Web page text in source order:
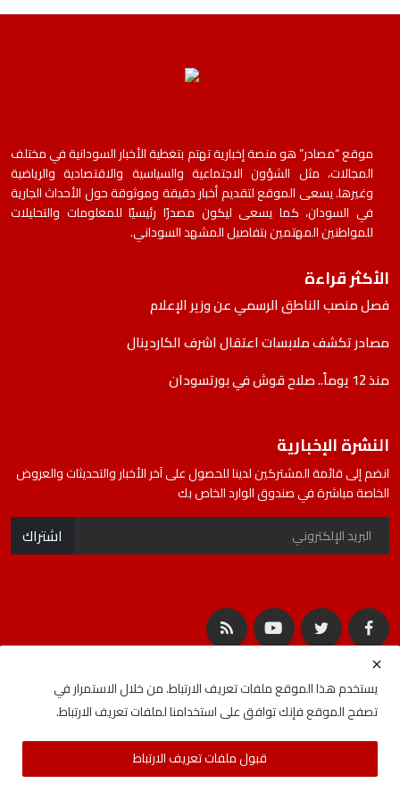
موقع “مصادر” هو منصة إخبارية تهتم بتغطية الأخبار السودانية في مختلف
المجالات، مثل الشؤون الاجتماعية والسياسية والاقتصادية والرياضية
وغيرها. يسعى الموقع لتقديم أخبار دقيقة وموثوقة حول الأحداث الجارية
في السودان، كما يسعى ليكون مصدرًا رئيسيًا للمعلومات والتحليلات
للمواطنين المهتمين بتفاصيل المشهد السوداني.
الأكثر قراءة
فصل منصب الناطق الرسمي عن وزير الإعلام
مصادر تكشف ملابسات اعتقال اشرف الكاردينال
منذ 12 يوماً.. صلاح قوش في بورتسودان
النشرة الإخبارية
انضم إلى قائمة المشتركين لدينا للحصول على آخر الأخبار والتحديثات والعروض
الخاصة مباشرة في صندوق الوارد الخاص بك
اشتراك
يستخدم هذا الموقع ملفات تعريف الارتباط. من خلال الاستمرار في
تصفح الموقع فإنك توافق على استخدامنا لملفات تعريف الارتباط.
قبول ملفات تعريف الارتباط